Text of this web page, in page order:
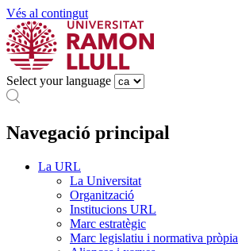
Vés al contingut
Select your language
Navegació principal
La URL
La Universitat
Organització
Institucions URL
Marc estratègic
Marc legislatiu i normativa pròpia